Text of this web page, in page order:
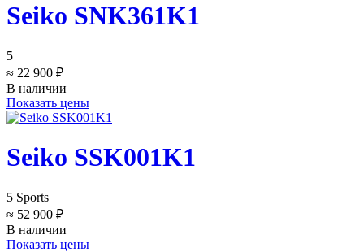
Seiko SNK361K1
5
≈ 22 900 ₽
В наличии
Показать цены
Seiko SSK001K1
5 Sports
≈ 52 900 ₽
В наличии
Показать цены